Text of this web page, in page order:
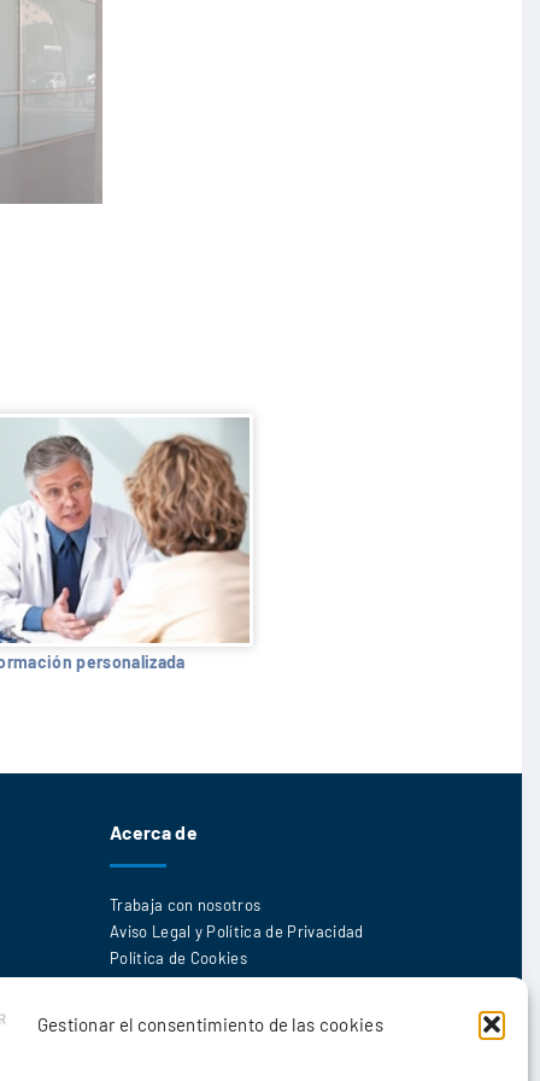
Gestionar el consentimiento de las cookies
personalizada
Acerca de
Trabaja con nosotros
Aviso Legal y Política de Privacidad
Política de Cookies